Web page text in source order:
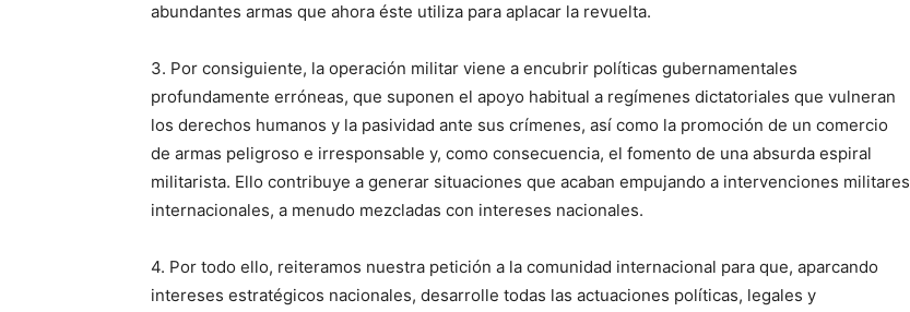
abundantes armas que ahora éste utiliza para aplacar la revuelta.
3. Por consiguiente, la operación militar viene a encubrir políticas gubernamentales
profundamente erróneas, que suponen el apoyo habitual a regímenes dictatoriales que vulneran
los derechos humanos y la pasividad ante sus crímenes, así como la promoción de un comercio
de armas peligroso e irresponsable y, como consecuencia, el fomento de una absurda espiral
militarista. Ello contribuye a generar situaciones que acaban empujando a intervenciones militares
internacionales, a menudo mezcladas con intereses nacionales.
4. Por todo ello, reiteramos nuestra petición a la comunidad internacional para que, aparcando
intereses estratégicos nacionales, desarrolle todas las actuaciones políticas, legales y